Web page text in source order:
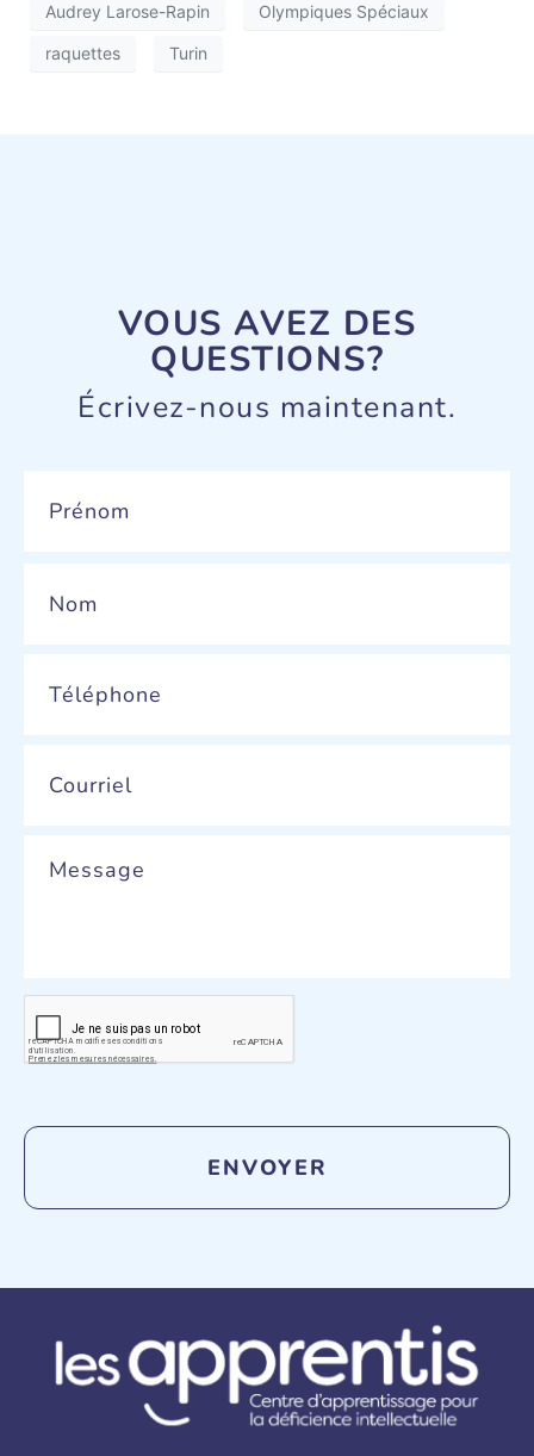
Audrey Larose-Rapin Olympiques Spéciaux
raquettes Turin
VOUS AVEZ DES
QUESTIONS?
Écrivez-nous maintenant.